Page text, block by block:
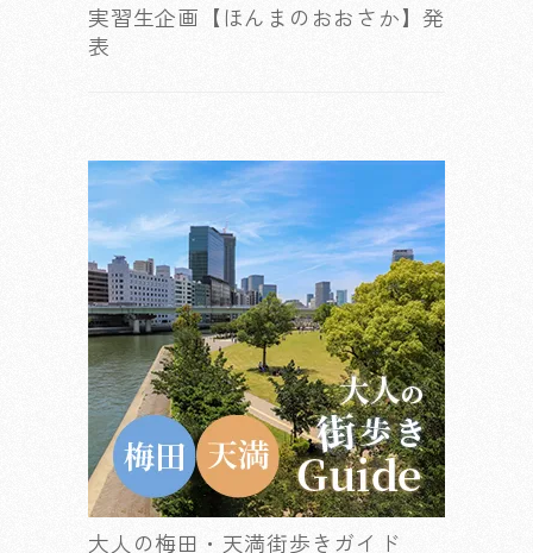
実習生企画【ほんまのおおさか】発
表
大人の梅田・天満街歩きガイド